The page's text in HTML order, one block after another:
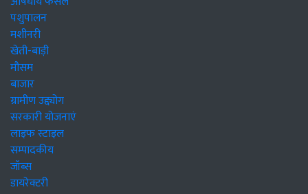
पशुपालन
मशीनरी
खेती-बाड़ी
मौसम
बाजार
ग्रामीण उद्द्योग
सरकारी योजनाएं
लाइफ स्टाइल
सम्पादकीय
जॉब्स
डायरेक्टरी